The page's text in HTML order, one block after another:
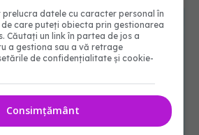
datele cu caracter personal în
care puteți obiecta prin gestionarea
Căutați un link în partea de jos a
a gestiona sau a vă retrage
de confidențialitate și cookie-
Consimțământ